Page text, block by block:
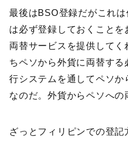
最後はBSO登録だがこれ
は必ず登録しておくこと
両替サービスを提供して
ちペソから外貨に両替す
行システムを通してペソ
なのだ。外貨からペソへの
ざっとフィリピンでの登記